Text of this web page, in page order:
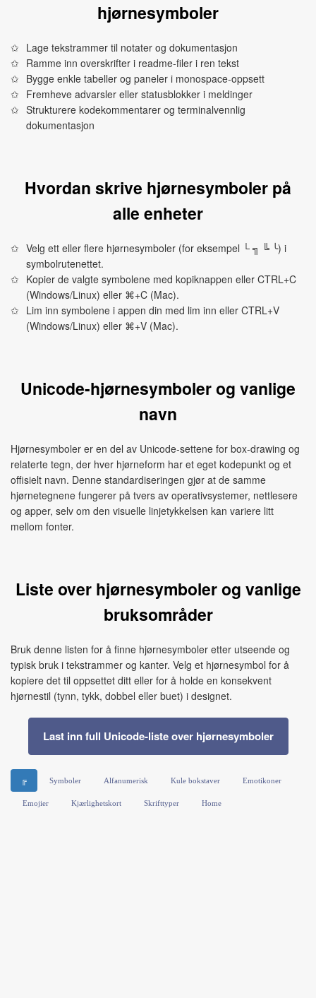
hjørnesymboler
Lage tekstrammer til notater og dokumentasjon
Ramme inn overskrifter i readme‑filer i ren tekst
Bygge enkle tabeller og paneler i monospace‑oppsett
Fremheve advarsler eller statusblokker i meldinger
Strukturere kodekommentarer og terminalvennlig
dokumentasjon
Hvordan skrive hjørnesymboler på
alle enheter
Velg ett eller flere hjørnesymboler (for eksempel └ ╗ ╚ ╰) i
symbolrutenettet.
Kopier de valgte symbolene med kopiknappen eller CTRL+C
(Windows/Linux) eller ⌘+C (Mac).
Lim inn symbolene i appen din med lim inn eller CTRL+V
(Windows/Linux) eller ⌘+V (Mac).
Unicode-hjørnesymboler og vanlige
navn
Hjørnesymboler er en del av Unicode‑settene for box‑drawing og
relaterte tegn, der hver hjørneform har et eget kodepunkt og et
offisielt navn. Denne standardiseringen gjør at de samme
hjørnetegnene fungerer på tvers av operativsystemer, nettlesere
og apper, selv om den visuelle linjetykkelsen kan variere litt
mellom fonter.
Liste over hjørnesymboler og vanlige
bruksområder
Bruk denne listen for å finne hjørnesymboler etter utseende og
typisk bruk i tekstrammer og kanter. Velg et hjørnesymbol for å
kopiere det til oppsettet ditt eller for å holde en konsekvent
hjørnestil (tynn, tykk, dobbel eller buet) i designet.
Last inn full Unicode‑liste over hjørnesymboler
╔ Symboler Alfanumerisk Kule bokstaver Emotikoner
Emojier Kjærlighetskort Skrifttyper Home